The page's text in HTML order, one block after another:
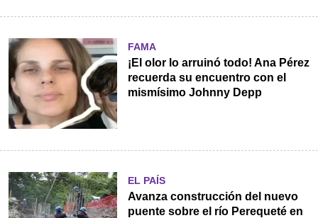
FAMA
¡El olor lo arruinó todo! Ana Pérez
recuerda su encuentro con el
mismísimo Johnny Depp
EL PAÍS
Avanza construcción del nuevo
puente sobre el río Perequeté en